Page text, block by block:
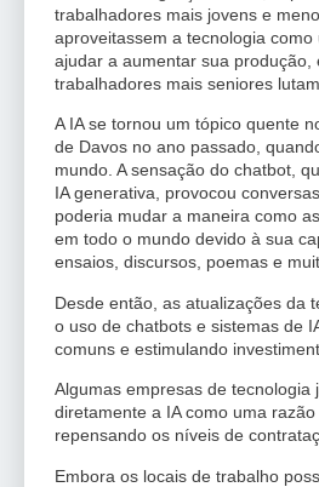
trabalhadores mais jovens e
aproveitassem a tecnologia
ajudar a aumentar sua produção,
trabalhadores mais seniores
A IA se tornou um tópico quente
de Davos no ano passado,
mundo. A sensação do chatbot,
IA generativa, provocou
poderia mudar a maneira como
em todo o mundo devido à sua
ensaios, discursos, poemas e
Desde então, as atualizações da
o uso de chatbots e sistemas de
comuns e estimulando
Algumas empresas de tecnologia
diretamente a IA como uma
repensando os níveis de
Embora os locais de trabalho